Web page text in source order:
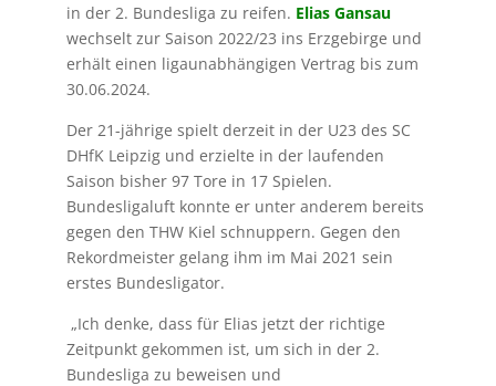
in der 2. Bundesliga zu reifen. Elias Gansau
wechselt zur Saison 2022/23 ins Erzgebirge und
erhält einen ligaunabhängigen Vertrag bis zum
30.06.2024.
Der 21-jährige spielt derzeit in der U23 des SC
DHfK Leipzig und erzielte in der laufenden
Saison bisher 97 Tore in 17 Spielen.
Bundesligaluft konnte er unter anderem bereits
gegen den THW Kiel schnuppern. Gegen den
Rekordmeister gelang ihm im Mai 2021 sein
erstes Bundesligator.
„Ich denke, dass für Elias jetzt der richtige
Zeitpunkt gekommen ist, um sich in der 2.
Bundesliga zu beweisen und